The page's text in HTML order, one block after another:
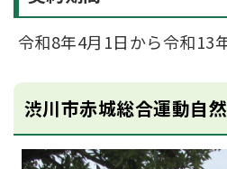
令和8年4月1日から令和13
渋川市赤城総合運動自